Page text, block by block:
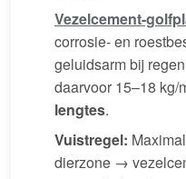
Vezelcement-
corrosie- en
geluidsarm bij
daarvoor 15–18 kg/
lengtes.
Vuistregel:
dierzone →